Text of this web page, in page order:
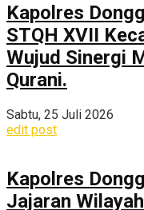
Kapolres
STQH XVII
Wujud Sinergi
Qurani.
Sabtu, 25 Juli 2026
edit post
Kapolres
Jajaran